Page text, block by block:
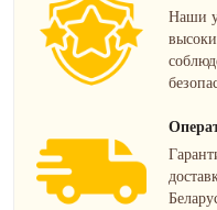
Наши